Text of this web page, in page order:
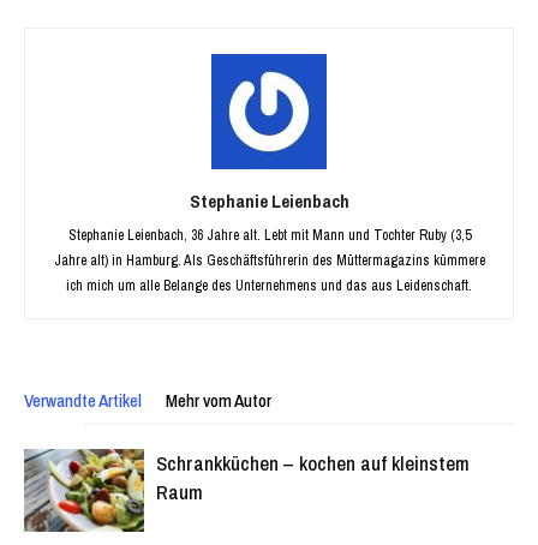
Stephanie Leienbach
Stephanie Leienbach, 36 Jahre alt. Lebt mit Mann und Tochter Ruby (3,5
Jahre alt) in Hamburg. Als Geschäftsführerin des Müttermagazins kümmere
ich mich um alle Belange des Unternehmens und das aus Leidenschaft.
Verwandte Artikel Mehr vom Autor
Schrankküchen – kochen auf kleinstem
Raum